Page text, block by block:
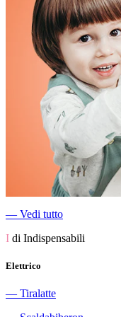
― Vedi tutto
I di Indispensabili
Elettrico
― Tiralatte